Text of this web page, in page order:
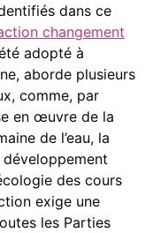
dans ce
changement
adopté à
aborde plusieurs
comme, par
en œuvre de la
de l’eau, la
développement
des cours
exige une
les Parties